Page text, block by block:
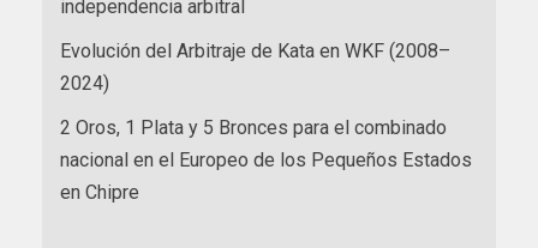
independencia arbitral
Evolución del Arbitraje de Kata en WKF (2008–
2024)
2 Oros, 1 Plata y 5 Bronces para el combinado
nacional en el Europeo de los Pequeños Estados
en Chipre